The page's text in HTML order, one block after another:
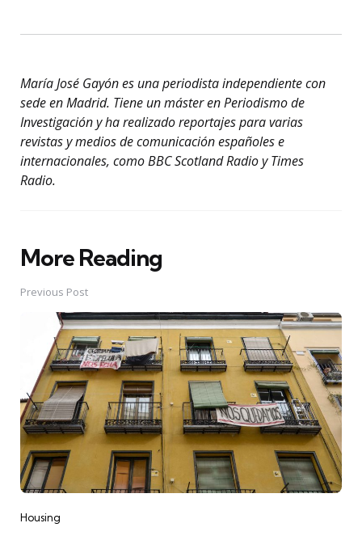
María José Gayón es una periodista independiente con
sede en Madrid. Tiene un máster en Periodismo de
Investigación y ha realizado reportajes para varias
revistas y medios de comunicación españoles e
internacionales, como BBC Scotland Radio y Times
Radio.
More Reading
Post
navigation
Previous Post
Housing